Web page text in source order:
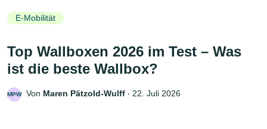
E-Mobilität
Top Wallboxen 2026 im Test – Was
ist die beste Wallbox?
MPW Von Maren Pätzold-Wulff ‧ 22. Juli 2026